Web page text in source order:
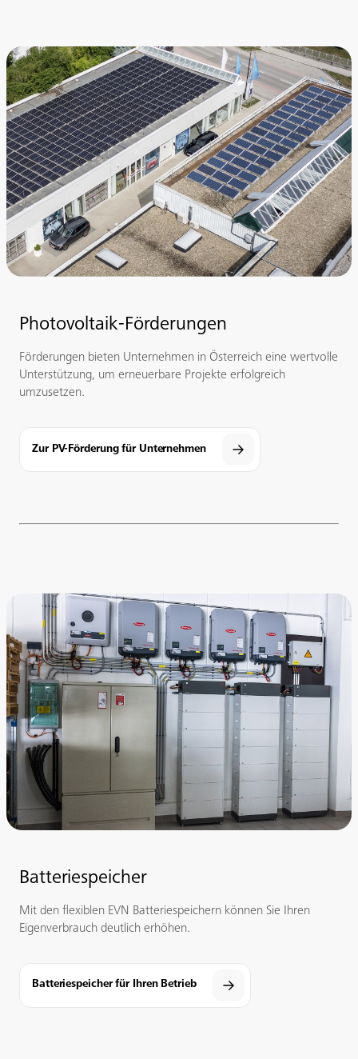
Photovoltaik-Förderungen
Förderungen bieten Unternehmen in Österreich eine wertvolle
Unterstützung, um erneuerbare Projekte erfolgreich
umzusetzen.
Zur PV-Förderung für Unternehmen
Batteriespeicher
Mit den flexiblen EVN Batteriespeichern können Sie Ihren
Eigenverbrauch deutlich erhöhen.
Batteriespeicher für Ihren Betrieb